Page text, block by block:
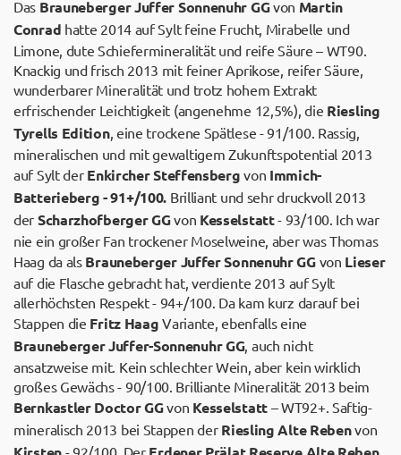
Das Brauneberger Juffer Sonnenuhr GGvon Martin
Conrad hatte 2014 auf Sylt feine Frucht, Mirabelle und
Limone, dute Schiefermineralität und reife Säure – WT90.
Knackig und frisch 2013 mit feiner Aprikose, reifer Säure,
wunderbarer Mineralität und trotz hohem Extrakt
erfrischender Leichtigkeit (angenehme 12,5%), die Riesling
Tyrells Edition, eine trockene Spätlese - 91/100. Rassig,
mineralischen und mit gewaltigem Zukunftspotential 2013
auf Sylt der Enkircher Steffensberg von Immich-
Batterieberg - 91+/100. Brilliant und sehr druckvoll 2013
der Scharzhofberger GGvon Kesselstatt- 93/100. Ich war
nie ein großer Fan trockener Moselweine, aber was Thomas
Haag da als Brauneberger Juffer Sonnenuhr GGvon Lieser
auf die Flasche gebracht hat, verdiente 2013 auf Sylt
allerhöchsten Respekt - 94+/100. Da kam kurz darauf bei
Stappen die Fritz Haag Variante, ebenfalls eine
Brauneberger Juffer-Sonnenuhr GG, auch nicht
ansatzweise mit. Kein schlechter Wein, aber kein wirklich
großes Gewächs - 90/100. Brilliante Mineralität 2013 beim
Bernkastler Doctor GGvon Kesselstatt– WT92+. Saftig-
mineralisch 2013 bei Stappen der Riesling Alte Rebenvon